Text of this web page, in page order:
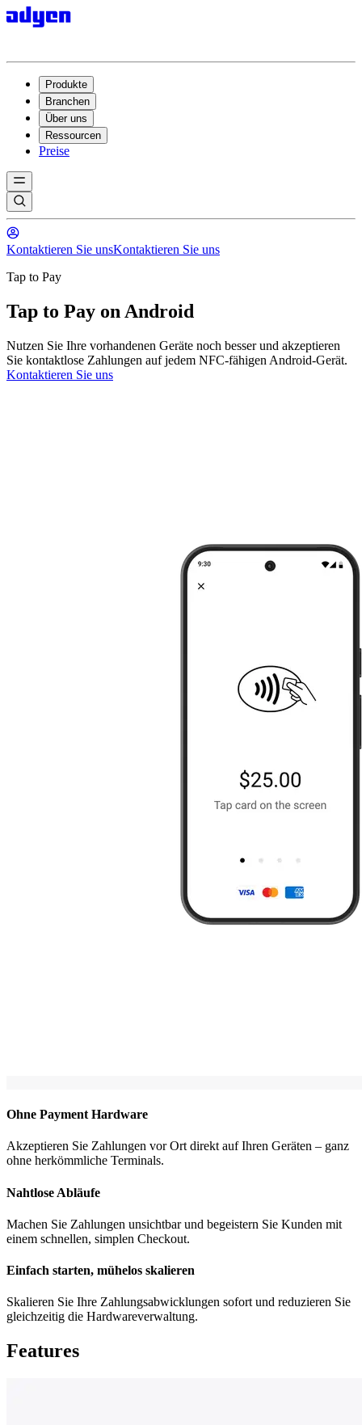
Produkte
Branchen
Über uns
Ressourcen
Preise
Kontaktieren Sie unsKontaktieren Sie uns
Tap to Pay
Tap to Pay on Android
Nutzen Sie Ihre vorhandenen Geräte noch besser und akzeptieren
Sie kontaktlose Zahlungen auf jedem NFC-fähigen Android-Gerät.
Kontaktieren Sie uns
Ohne Payment Hardware
Akzeptieren Sie Zahlungen vor Ort direkt auf Ihren Geräten – ganz
ohne herkömmliche Terminals.
Nahtlose Abläufe
Machen Sie Zahlungen unsichtbar und begeistern Sie Kunden mit
einem schnellen, simplen Checkout.
Einfach starten, mühelos skalieren
Skalieren Sie Ihre Zahlungsabwicklungen sofort und reduzieren Sie
gleichzeitig die Hardwareverwaltung.
Features